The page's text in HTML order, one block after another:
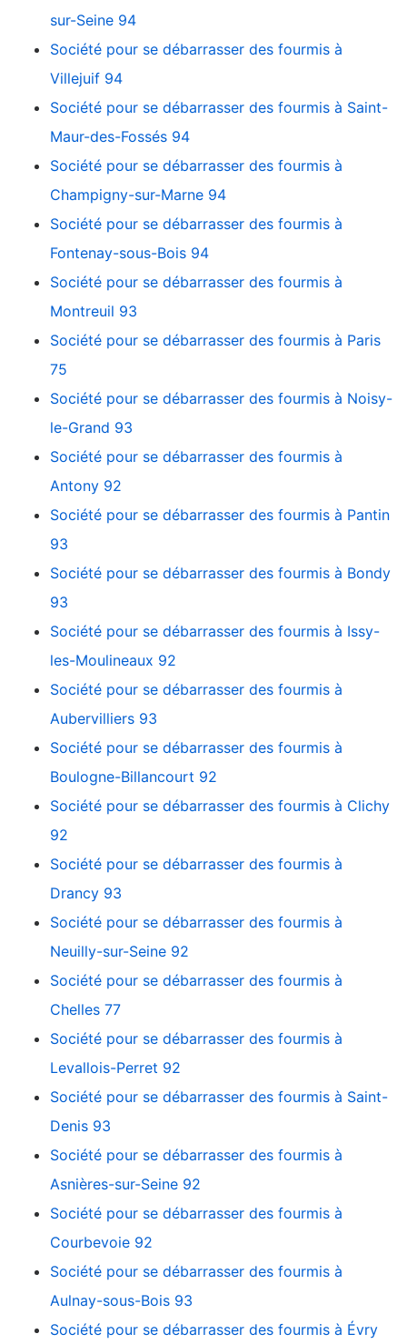
sur-Seine 94
Société pour se débarrasser des fourmis à
Villejuif 94
Société pour se débarrasser des fourmis à Saint-
Maur-des-Fossés 94
Société pour se débarrasser des fourmis à
Champigny-sur-Marne 94
Société pour se débarrasser des fourmis à
Fontenay-sous-Bois 94
Société pour se débarrasser des fourmis à
Montreuil 93
Société pour se débarrasser des fourmis à Paris
75
Société pour se débarrasser des fourmis à Noisy-
le-Grand 93
Société pour se débarrasser des fourmis à
Antony 92
Société pour se débarrasser des fourmis à Pantin
93
Société pour se débarrasser des fourmis à Bondy
93
Société pour se débarrasser des fourmis à Issy-
les-Moulineaux 92
Société pour se débarrasser des fourmis à
Aubervilliers 93
Société pour se débarrasser des fourmis à
Boulogne-Billancourt 92
Société pour se débarrasser des fourmis à Clichy
92
Société pour se débarrasser des fourmis à
Drancy 93
Société pour se débarrasser des fourmis à
Neuilly-sur-Seine 92
Société pour se débarrasser des fourmis à
Chelles 77
Société pour se débarrasser des fourmis à
Levallois-Perret 92
Société pour se débarrasser des fourmis à Saint-
Denis 93
Société pour se débarrasser des fourmis à
Asnières-sur-Seine 92
Société pour se débarrasser des fourmis à
Courbevoie 92
Société pour se débarrasser des fourmis à
Aulnay-sous-Bois 93
Société pour se débarrasser des fourmis à Évry